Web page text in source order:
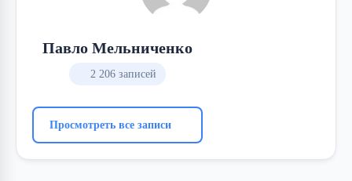
Павло Мельниченко
2 206 записей
Просмотреть все записи